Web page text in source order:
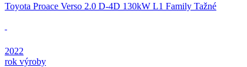
Toyota Proace Verso 2.0 D-4D 130kW L1 Family Tažné
2022
rok výroby